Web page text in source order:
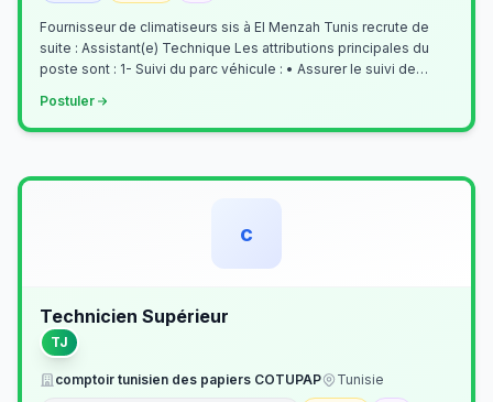
Fournisseur de climatiseurs sis à El Menzah Tunis recrute de
suite : Assistant(e) Technique Les attributions principales du
poste sont : 1- Suivi du parc véhicule : • Assurer le suivi de
Postuler
c
Technicien Supérieur
TJ
comptoir tunisien des papiers COTUPAP
Tunisie